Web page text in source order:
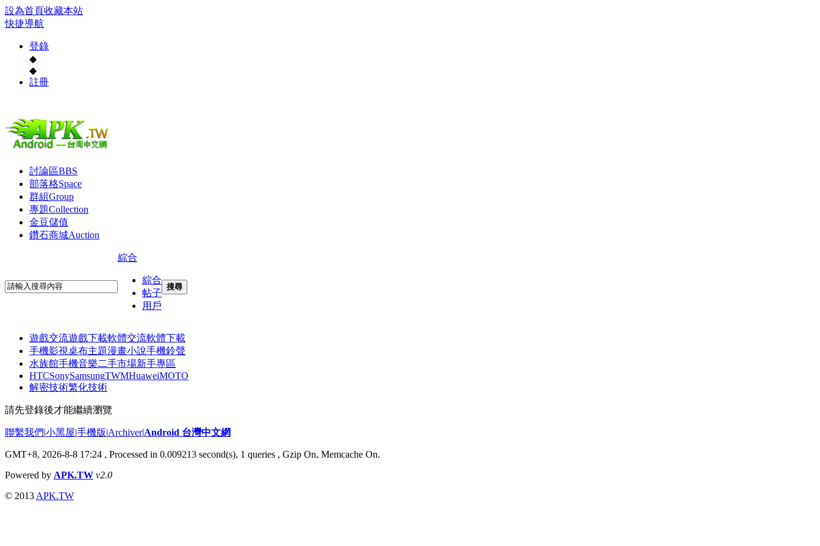
設為首頁收藏本站
快捷導航
登錄
◆
◆
註冊
討論區BBS
部落格Space
群組Group
專題Collection
金豆儲值
鑽石商城Auction
綜合
綜合
帖子
用戶
搜尋
遊戲交流遊戲下載軟體交流軟體下載
手機影視桌布主題漫畫小說手機鈴聲
水族館手機音樂二手市場新手專區
HTCSonySamsungTWMHuaweiMOTO
解密技術繁化技術
請先登錄後才能繼續瀏覽
聯繫我們|小黑屋|手機版|Archiver|Android 台灣中文網
GMT+8, 2026-8-8 17:24 , Processed in 0.009213 second(s), 1 queries , Gzip On, Memcache On.
Powered by APK.TW v2.0
© 2013 APK.TW